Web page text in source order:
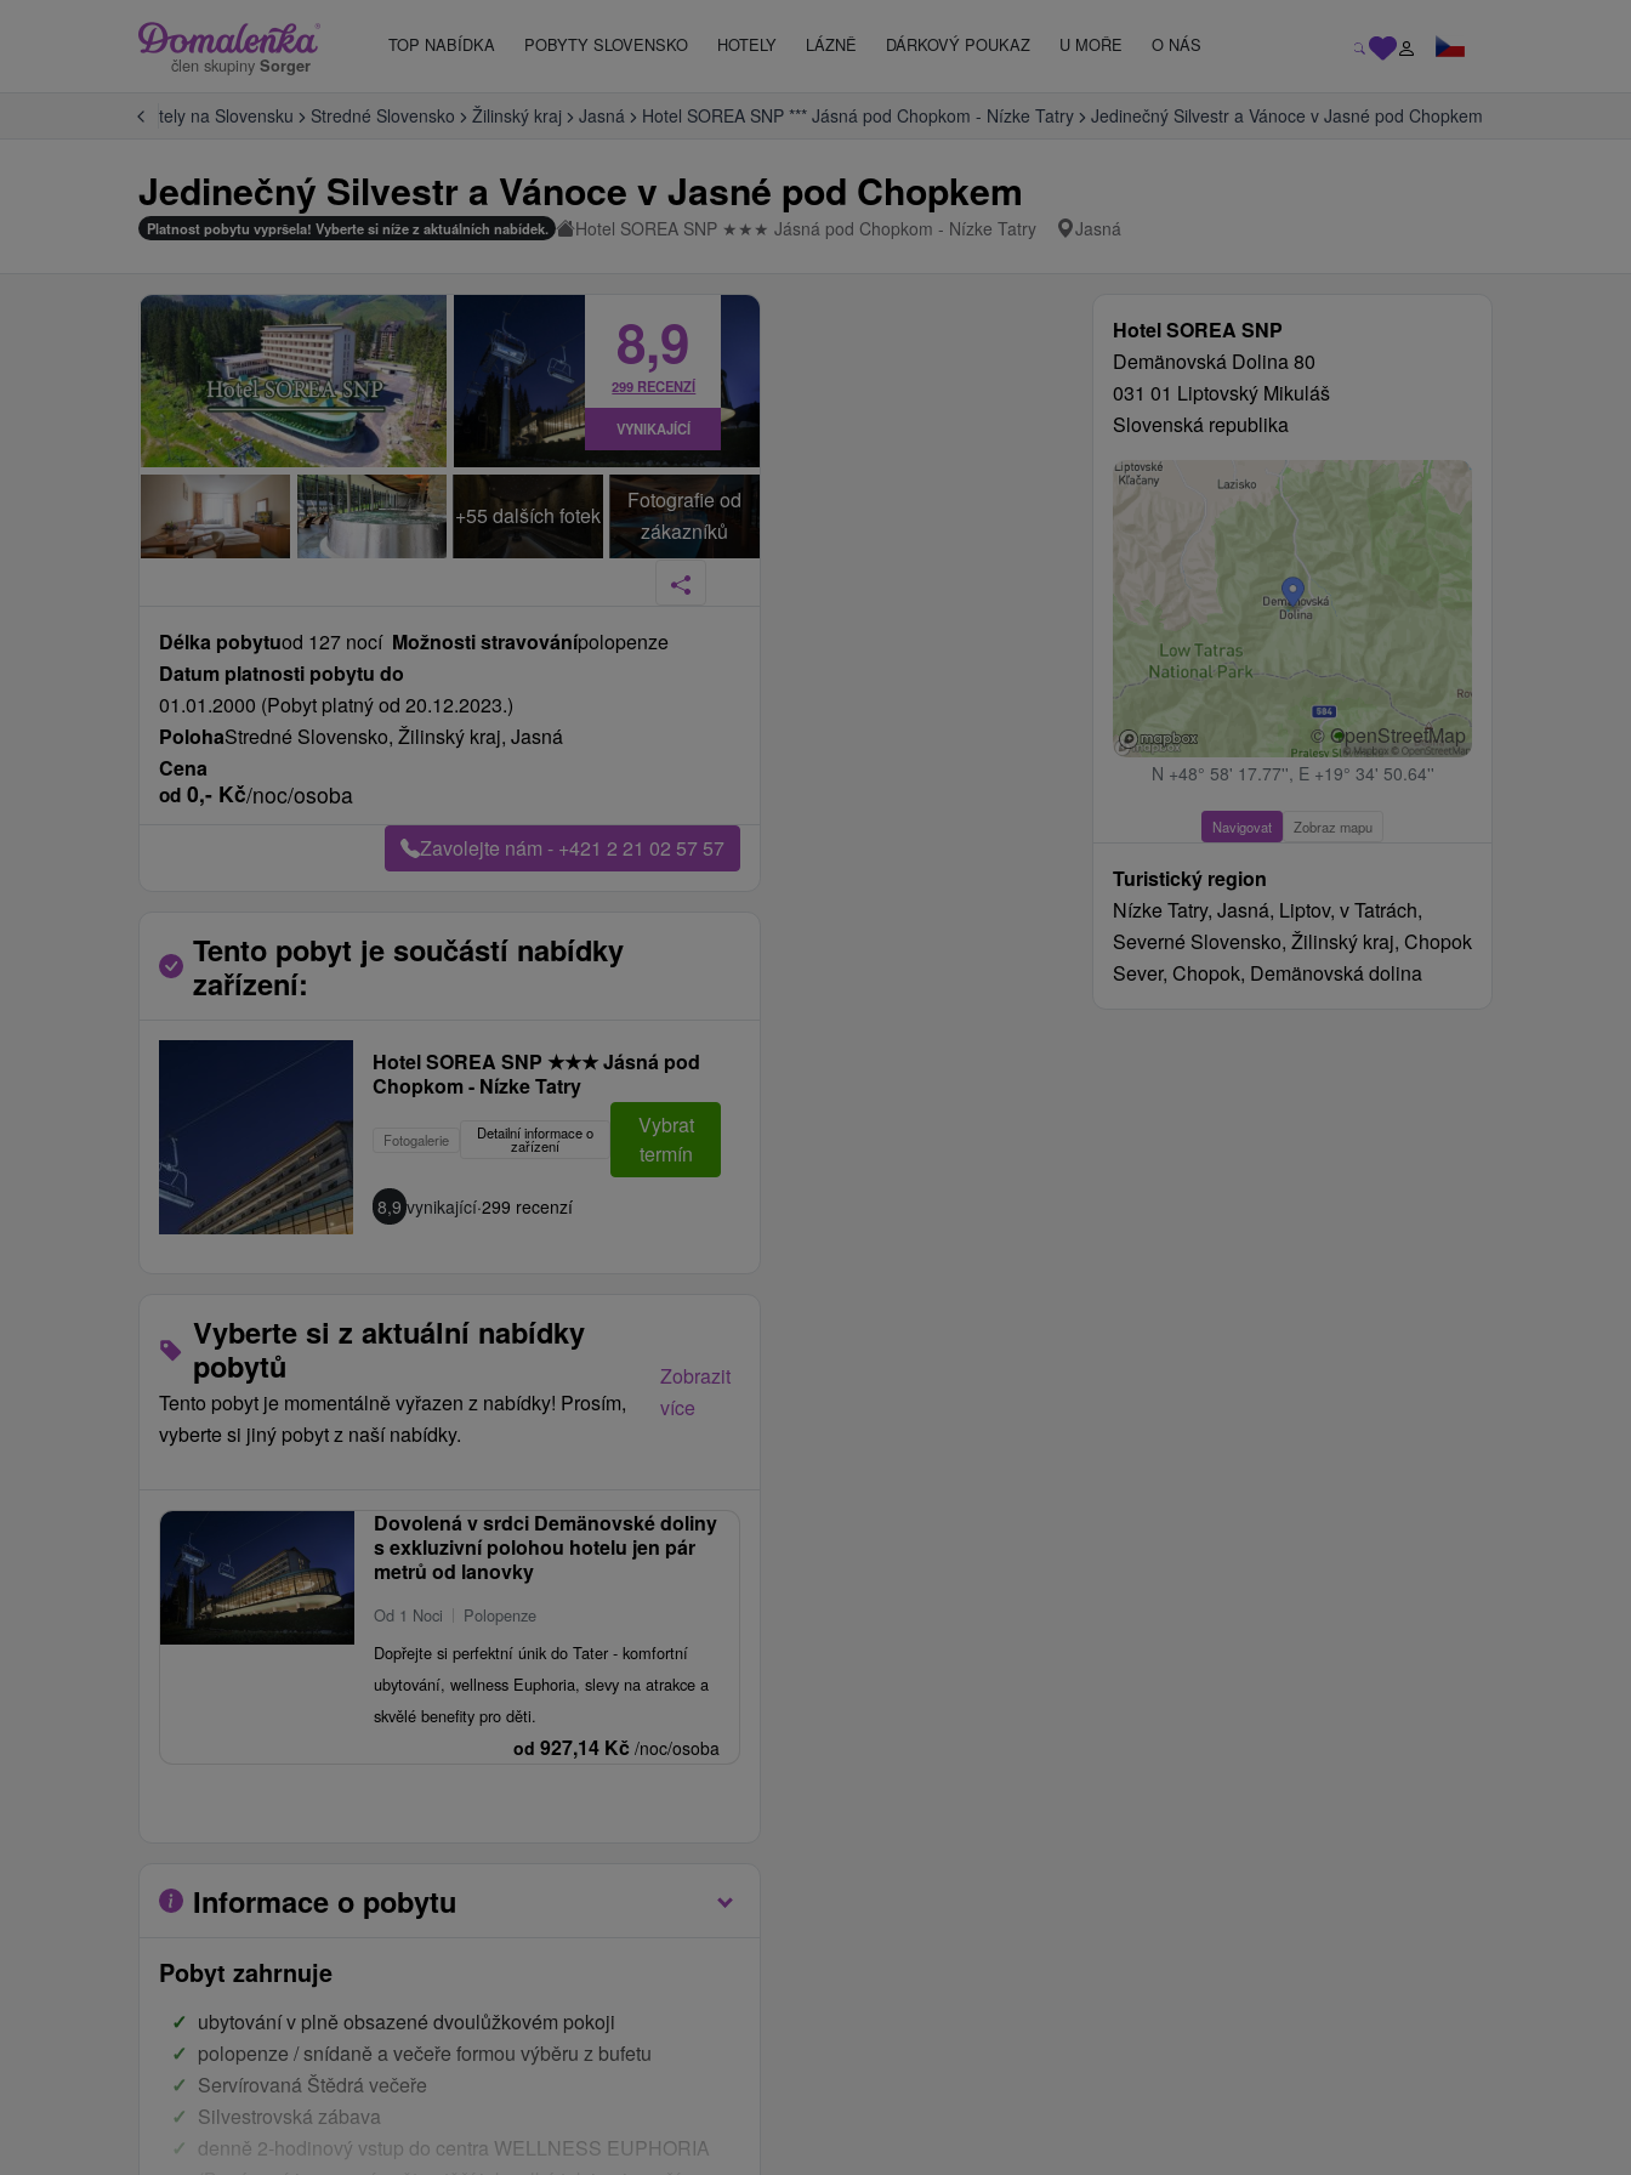
člen skupiny Sorger
TOP NABÍDKA POBYTY SLOVENSKO HOTELY LÁZNĚ DÁRKOVÝ POUKAZ U MOŘE O NÁS
Hotely na Slovensku Stredné Slovensko Žilinský kraj Jasná Hotel SOREA SNP *** Jásná pod Chopkom - Nízke Tatry Jedinečný Silvestr a Vánoce v Jasné pod Chopkem
Jedinečný Silvestr a Vánoce v Jasné pod Chopkem
Platnost pobytu vypršela! Vyberte si níže z aktuálních nabídek. Hotel SOREA SNP ★ ★ ★ Jásná pod Chopkom - Nízke Tatry Jasná
Hotel SOREA SNP
Demänovská Dolina 80
031 01 Liptovský Mikuláš
Slovenská republika
© OpenStreetMap
N +48° 58' 17.77'', E +19° 34' 50.64''
Navigovat Zobraz mapu
Turistický region
Nízke Tatry, Jasná, Liptov, v Tatrách,
Severné Slovensko, Žilinský kraj, Chopok
Sever, Chopok, Demänovská dolina
+55 dalších fotek
Fotografie od
zákazníků
8,9
299 RECENZÍ
VYNIKAJÍCÍ
Délka pobytuod 127 nocí Možnosti stravovánípolopenze
Datum platnosti pobytu do
01.01.2000 (Pobyt platný od 20.12.2023.)
PolohaStredné Slovensko, Žilinský kraj, Jasná
Cena
od 0,- Kč/noc/osoba
Zavolejte nám - +421 2 21 02 57 57
Tento pobyt je součástí nabídky
zařízení:
Hotel SOREA SNP ★★★Jásná pod
Chopkom - Nízke Tatry
Fotogalerie Detailní informace o
zařízení
Vybrat
termín
8,9 vynikající·299 recenzí
Vyberte si z aktuální nabídky
pobytů
Tento pobyt je momentálně vyřazen z nabídky! Prosím,
vyberte si jiný pobyt z naší nabídky.
Zobrazit
více
Dovolená v srdci Demänovské doliny
s exkluzivní polohou hotelu jen pár
metrů od lanovky
Od 1 Noci
Polopenze
Dopřejte si perfektní únik do Tater - komfortní
ubytování, wellness Euphoria, slevy na atrakce a
skvělé benefity pro děti.
od 927,14 Kč /noc/osoba
Informace o pobytu
Pobyt zahrnuje
ubytování v plně obsazené dvoulůžkovém pokoji
polopenze / snídaně a večeře formou výběru z bufetu
Servírovaná Štědrá večeře
Silvestrovská zábava
denně 2-hodinový vstup do centra WELLNESS EUPHORIA